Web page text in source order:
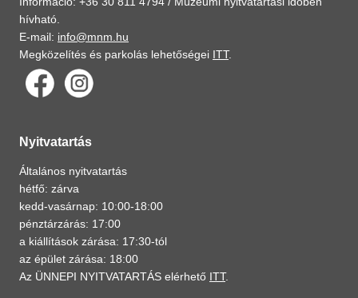
hívható.
E-mail: info@mnm.hu
Megközelítés és parkolás lehetőségei ITT.
Nyitvatartás
Általános nyitvatartás
hétfő: zárva
kedd-vasárnap: 10:00-18:00
pénztárzárás: 17:00
a kiállítások zárása: 17:30-tól
az épület zárása: 18:00
Az ÜNNEPI NYITVATARTÁS elérhető ITT.